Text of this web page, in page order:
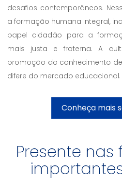
desafios contemporâneos.
a formação humana integral,
papel cidadão para a
mais justa e fraterna. A
promoção do conhecimento
difere do mercado educacional.
Conheça mais
Presente nas